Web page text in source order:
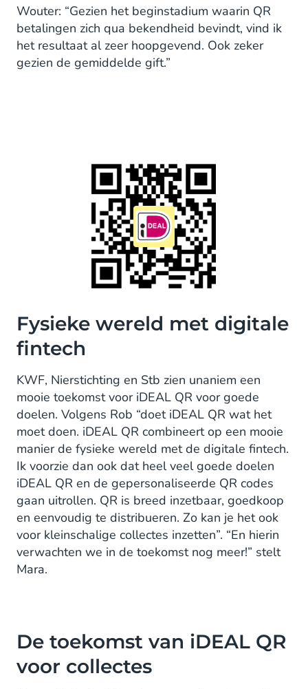
Wouter: “Gezien het beginstadium waarin QR
betalingen zich qua bekendheid bevindt, vind ik
het resultaat al zeer hoopgevend. Ook zeker
gezien de gemiddelde gift.”
Fysieke wereld met digitale
fintech
KWF, Nierstichting en Stb zien unaniem een
mooie toekomst voor iDEAL QR voor goede
doelen. Volgens Rob “doet iDEAL QR wat het
moet doen. iDEAL QR combineert op een mooie
manier de fysieke wereld met de digitale fintech.
Ik voorzie dan ook dat heel veel goede doelen
iDEAL QR en de gepersonaliseerde QR codes
gaan uitrollen. QR is breed inzetbaar, goedkoop
en eenvoudig te distribueren. Zo kan je het ook
voor kleinschalige collectes inzetten”. “En hierin
verwachten we in de toekomst nog meer!” stelt
Mara.
De toekomst van iDEAL QR
voor collectes